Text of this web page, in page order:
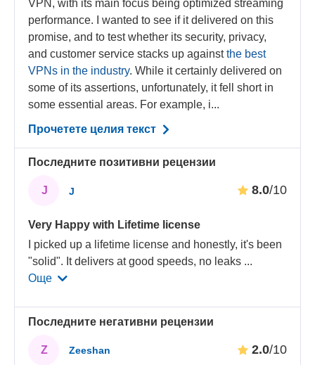
VPN, with its main focus being optimized streaming
performance. I wanted to see if it delivered on this
promise, and to test whether its security, privacy,
and customer service stacks up againstthe best
VPNs in the industry. While it certainly delivered on
some of its assertions, unfortunately, it fell short in
some essential areas. For example, i...
Прочетете целия текст
Последните позитивни рецензии
J J 8.0/10
Very Happy with Lifetime license
I picked up a lifetime license and honestly, it's been
"solid". It delivers at good speeds, no leaks ...
Още
Последните негативни рецензии
Z Zeeshan 2.0/10